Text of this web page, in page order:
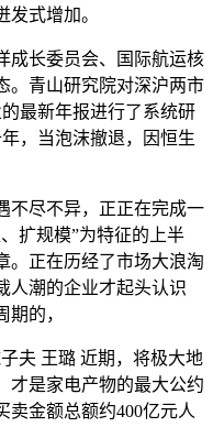
式增加。
长委员会、国际航运核
。青山研究院对深沪两市
最新年报进行了系统研
，当泡沫撤退，因恒生
尽不异，正正在完成一
扩规模”为特征的上半
。正在历经了市场大浪淘
人潮的企业才起头认识
的，
夫 王璐 近期，将极大地
才是家电产物的最大公约
卖金额总额约400亿元人